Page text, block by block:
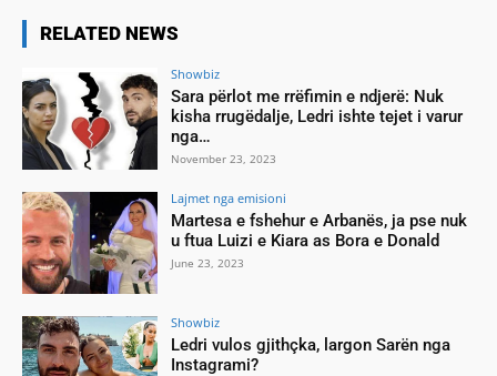
RELATED NEWS
Showbiz
Sara përlot me rrëfimin e ndjerë: Nuk
kisha rrugëdalje, Ledri ishte tejet i varur
nga…
November 23, 2023
Lajmet nga emisioni
Martesa e fshehur e Arbanës, ja pse nuk
u ftua Luizi e Kiara as Bora e Donald
June 23, 2023
Showbiz
Ledri vulos gjithçka, largon Sarën nga
Instagrami?